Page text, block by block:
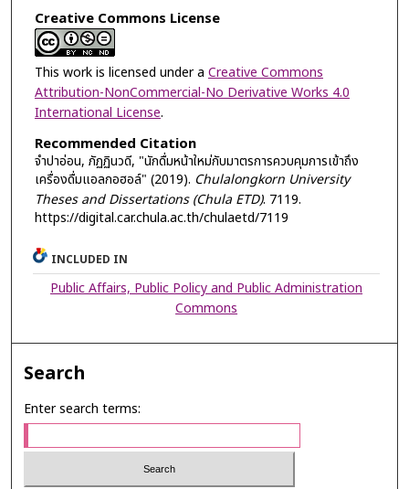
Creative Commons License
This work is licensed under a Creative Commons
Attribution-NonCommercial-No Derivative Works 4.0
International License.
Recommended Citation
จำปาอ่อน, ภัฏฏินวดี, "นักดื่มหน้าใหม่กับมาตรการควบคุมการเข้าถึง
เครื่องดื่มแอลกอฮอล์" (2019). Chulalongkorn University
Theses and Dissertations (Chula ETD). 7119.
https://digital.car.chula.ac.th/chulaetd/7119
INCLUDED IN
Public Affairs, Public Policy and Public Administration
Commons
Search
Enter search terms: